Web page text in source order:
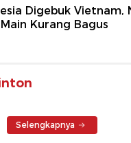
Digebuk Vietnam,
Kurang Bagus
Selengkapnya